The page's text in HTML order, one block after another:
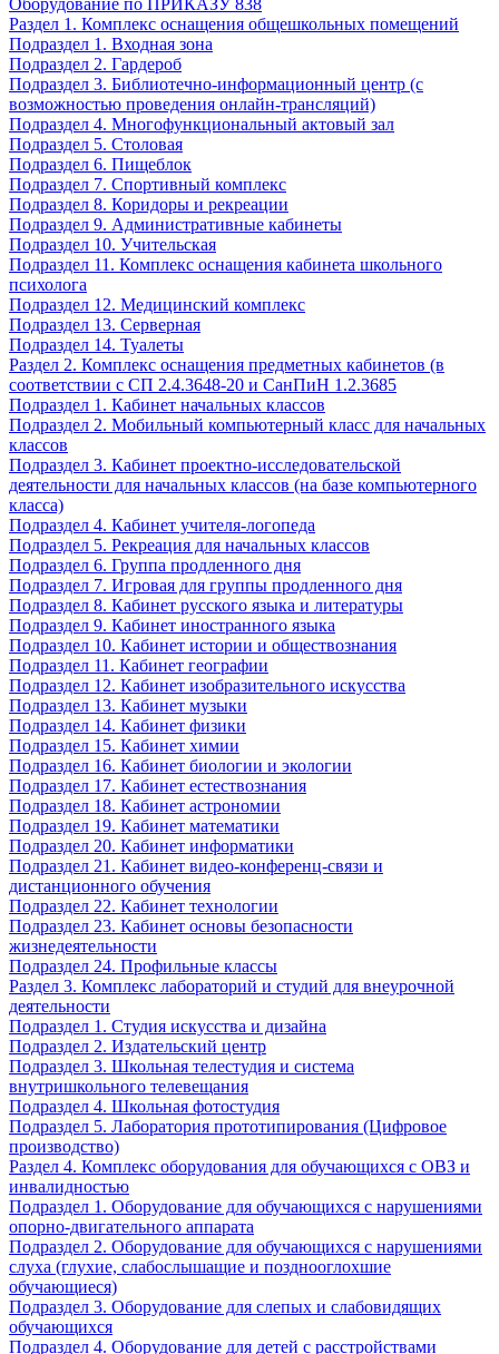
Оборудование по ПРИКАЗУ 838
Раздел 1. Комплекс оснащения общешкольных помещений
Подраздел 1. Входная зона
Подраздел 2. Гардероб
Подраздел 3. Библиотечно-информационный центр (с
возможностью проведения онлайн-трансляций)
Подраздел 4. Многофункциональный актовый зал
Подраздел 5. Столовая
Подраздел 6. Пищеблок
Подраздел 7. Спортивный комплекс
Подраздел 8. Коридоры и рекреации
Подраздел 9. Административные кабинеты
Подраздел 10. Учительская
Подраздел 11. Комплекс оснащения кабинета школьного
психолога
Подраздел 12. Медицинский комплекс
Подраздел 13. Серверная
Подраздел 14. Туалеты
Раздел 2. Комплекс оснащения предметных кабинетов (в
соответствии с СП 2.4.3648-20 и СанПиН 1.2.3685
Подраздел 1. Кабинет начальных классов
Подраздел 2. Мобильный компьютерный класс для начальных
классов
Подраздел 3. Кабинет проектно-исследовательской
деятельности для начальных классов (на базе компьютерного
класса)
Подраздел 4. Кабинет учителя-логопеда
Подраздел 5. Рекреация для начальных классов
Подраздел 6. Группа продленного дня
Подраздел 7. Игровая для группы продленного дня
Подраздел 8. Кабинет русского языка и литературы
Подраздел 9. Кабинет иностранного языка
Подраздел 10. Кабинет истории и обществознания
Подраздел 11. Кабинет географии
Подраздел 12. Кабинет изобразительного искусства
Подраздел 13. Кабинет музыки
Подраздел 14. Кабинет физики
Подраздел 15. Кабинет химии
Подраздел 16. Кабинет биологии и экологии
Подраздел 17. Кабинет естествознания
Подраздел 18. Кабинет астрономии
Подраздел 19. Кабинет математики
Подраздел 20. Кабинет информатики
Подраздел 21. Кабинет видео-конференц-связи и
дистанционного обучения
Подраздел 22. Кабинет технологии
Подраздел 23. Кабинет основы безопасности
жизнедеятельности
Подраздел 24. Профильные классы
Раздел 3. Комплекс лабораторий и студий для внеурочной
деятельности
Подраздел 1. Студия искусства и дизайна
Подраздел 2. Издательский центр
Подраздел 3. Школьная телестудия и система
внутришкольного телевещания
Подраздел 4. Школьная фотостудия
Подраздел 5. Лаборатория прототипирования (Цифровое
производство)
Раздел 4. Комплекс оборудования для обучающихся с ОВЗ и
инвалидностью
Подраздел 1. Оборудование для обучающихся с нарушениями
опорно-двигательного аппарата
Подраздел 2. Оборудование для обучающихся с нарушениями
слуха (глухие, слабослышащие и позднооглохшие
обучающиеся)
Подраздел 3. Оборудование для слепых и слабовидящих
обучающихся
Подраздел 4. Оборудование для детей с расстройствами